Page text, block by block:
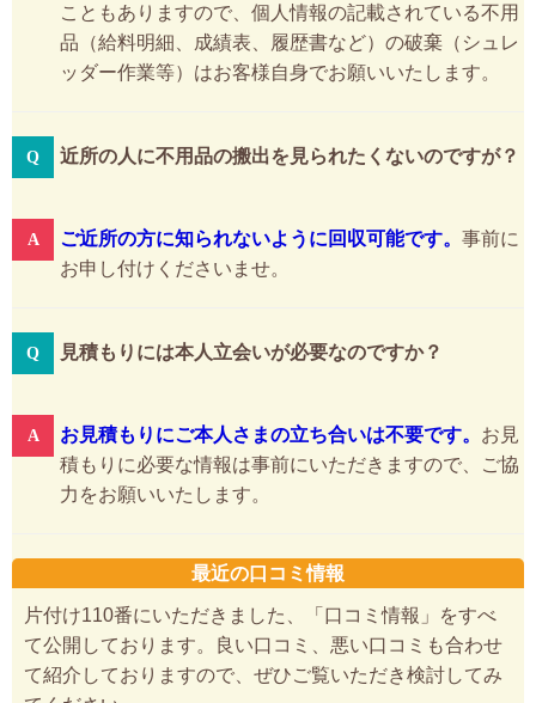
こともありますので、個人情報の記載されている不用
品（給料明細、成績表、履歴書など）の破棄（シュレ
ッダー作業等）はお客様自身でお願いいたします。
近所の人に不用品の搬出を見られたくないのですが？
ご近所の方に知られないように回収可能です。 事前に
お申し付けくださいませ。
見積もりには本人立会いが必要なのですか？
お見積もりにご本人さまの立ち合いは不要です。 お見
積もりに必要な情報は事前にいただきますので、ご協
力をお願いいたします。
最近の口コミ情報
片付け110番にいただきました、「口コミ情報」をすべ
て公開しております。良い口コミ、悪い口コミも合わせ
て紹介しておりますので、ぜひご覧いただき検討してみ